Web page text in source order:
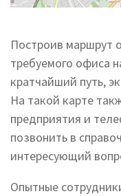
Построив маршрут
требуемого офиса
кратчайший путь,
На такой карте
предприятия и
позвонить в
интересующий
Опытные